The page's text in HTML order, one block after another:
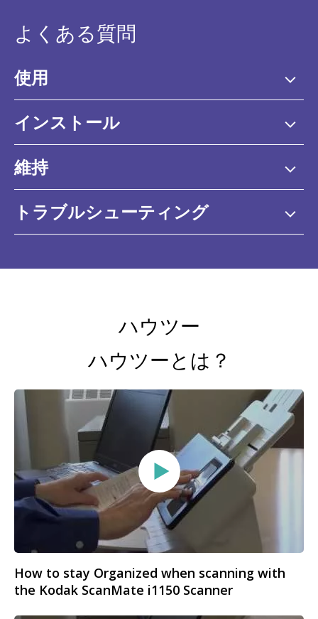
よくある質問
使用
インストール
維持
トラブルシューティング
ハウツー
ハウツーとは？
How to stay Organized when scanning with
the Kodak ScanMate i1150 Scanner